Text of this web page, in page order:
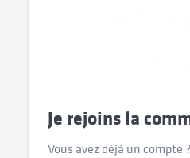
Je rejoins la
Vous avez déjà un compte ?